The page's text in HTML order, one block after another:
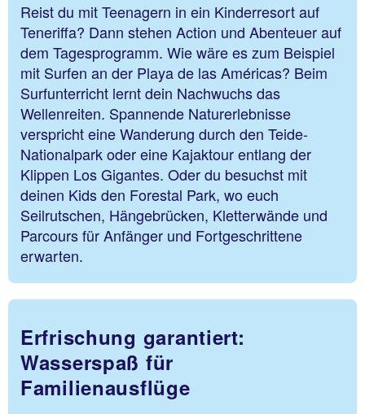
Reist du mit Teenagern in ein Kinderresort auf
Teneriffa? Dann stehen Action und Abenteuer auf
dem Tagesprogramm. Wie wäre es zum Beispiel
mit Surfen an der Playa de las Américas? Beim
Surfunterricht lernt dein Nachwuchs das
Wellenreiten. Spannende Naturerlebnisse
verspricht eine Wanderung durch den Teide-
Nationalpark oder eine Kajaktour entlang der
Klippen Los Gigantes. Oder du besuchst mit
deinen Kids den Forestal Park, wo euch
Seilrutschen, Hängebrücken, Kletterwände und
Parcours für Anfänger und Fortgeschrittene
erwarten.
Erfrischung garantiert:
Wasserspaß für
Familienausflüge